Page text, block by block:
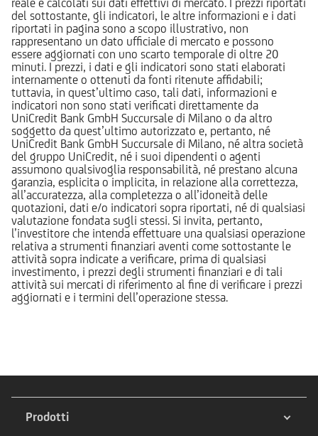
del sottostante, gli indicatori, le altre informazioni e i dati
riportati in pagina sono a scopo illustrativo, non
rappresentano un dato ufficiale di mercato e possono
essere aggiornati con uno scarto temporale di oltre 20
minuti. I prezzi, i dati e gli indicatori sono stati elaborati
internamente o ottenuti da fonti ritenute affidabili;
tuttavia, in quest’ultimo caso, tali dati, informazioni e
indicatori non sono stati verificati direttamente da
UniCredit Bank GmbH Succursale di Milano o da altro
soggetto da quest’ultimo autorizzato e, pertanto, né
UniCredit Bank GmbH Succursale di Milano, né altra società
del gruppo UniCredit, né i suoi dipendenti o agenti
assumono qualsivoglia responsabilità, né prestano alcuna
garanzia, esplicita o implicita, in relazione alla correttezza,
all’accuratezza, alla completezza o all’idoneità delle
quotazioni, dati e/o indicatori sopra riportati, né di qualsiasi
valutazione fondata sugli stessi. Si invita, pertanto,
l’investitore che intenda effettuare una qualsiasi operazione
relativa a strumenti finanziari aventi come sottostante le
attività sopra indicate a verificare, prima di qualsiasi
investimento, i prezzi degli strumenti finanziari e di tali
attività sui mercati di riferimento al fine di verificare i prezzi
aggiornati e i termini dell’operazione stessa.
Prodotti